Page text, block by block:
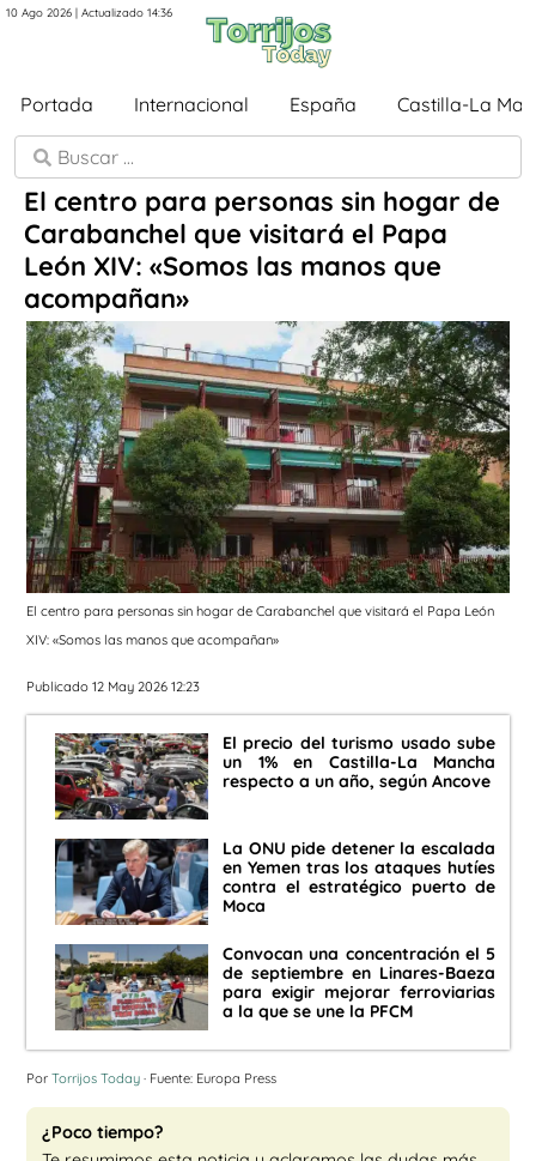
10 Ago 2026 | Actualizado 14:36
Portada Internacional España Castilla-La
El centro para personas sin hogar de
Carabanchel que visitará el Papa
León XIV: «Somos las manos que
acompañan»
El centro para personas sin hogar de Carabanchel que visitará el Papa León
XIV: «Somos las manos que acompañan»
Publicado 12 May 2026 12:23
El precio del turismo usado sube
un 1% en Castilla-La Mancha
respecto a un año, según Ancove
La ONU pide detener la escalada
en Yemen tras los ataques hutíes
contra el estratégico puerto de
Moca
Convocan una concentración el 5
de septiembre en Linares-Baeza
para exigir mejorar ferroviarias
a la que se une la PFCM
Por Torrijos Today · Fuente: Europa Press
¿Poco tiempo?